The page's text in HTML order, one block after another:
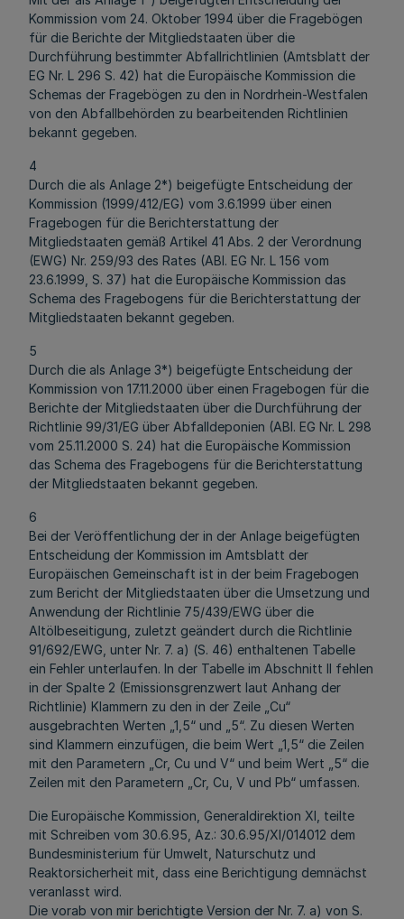
Kommission vom 24. Oktober 1994 über die Fragebögen
für die Berichte der Mitgliedstaaten über die
Durchführung bestimmter Abfallrichtlinien (Amtsblatt der
EG Nr. L 296 S. 42) hat die Europäische Kommission die
Schemas der Fragebögen zu den in Nordrhein-Westfalen
von den Abfallbehörden zu bearbeitenden Richtlinien
bekannt gegeben.
4
Durch die als Anlage 2*) beigefügte Entscheidung der
Kommission (1999/412/EG) vom 3.6.1999 über einen
Fragebogen für die Berichterstattung der
Mitgliedstaaten gemäß Artikel 41 Abs. 2 der Verordnung
(EWG) Nr. 259/93 des Rates (ABI. EG Nr. L 156 vom
23.6.1999, S. 37) hat die Europäische Kommission das
Schema des Fragebogens für die Berichterstattung der
Mitgliedstaaten bekannt gegeben.
5
Durch die als Anlage 3*) beigefügte Entscheidung der
Kommission von 17.11.2000 über einen Fragebogen für die
Berichte der Mitgliedstaaten über die Durchführung der
Richtlinie 99/31/EG über Abfalldeponien (ABI. EG Nr. L 298
vom 25.11.2000 S. 24) hat die Europäische Kommission
das Schema des Fragebogens für die Berichterstattung
der Mitgliedstaaten bekannt gegeben.
6
Bei der Veröffentlichung der in der Anlage beigefügten
Entscheidung der Kommission im Amtsblatt der
Europäischen Gemeinschaft ist in der beim Fragebogen
zum Bericht der Mitgliedstaaten über die Umsetzung und
Anwendung der Richtlinie 75/439/EWG über die
Altölbeseitigung, zuletzt geändert durch die Richtlinie
91/692/EWG, unter Nr. 7. a) (S. 46) enthaltenen Tabelle
ein Fehler unterlaufen. In der Tabelle im Abschnitt II fehlen
in der Spalte 2 (Emissionsgrenzwert laut Anhang der
Richtlinie) Klammern zu den in der Zeile „Cu“
ausgebrachten Werten „1,5“ und „5“. Zu diesen Werten
sind Klammern einzufügen, die beim Wert „1,5“ die Zeilen
mit den Parametern „Cr, Cu und V“ und beim Wert „5“ die
Zeilen mit den Parametern „Cr, Cu, V und Pb“ umfassen.
Die Europäische Kommission, Generaldirektion XI, teilte
mit Schreiben vom 30.6.95, Az.: 30.6.95/XI/014012 dem
Bundesministerium für Umwelt, Naturschutz und
Reaktorsicherheit mit, dass eine Berichtigung demnächst
veranlasst wird.
Die vorab von mir berichtigte Version der Nr. 7. a) von S.